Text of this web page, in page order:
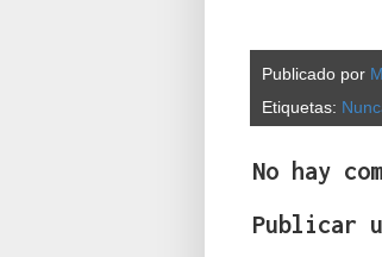
Publicado por
Etiquetas:
No hay
Publicar